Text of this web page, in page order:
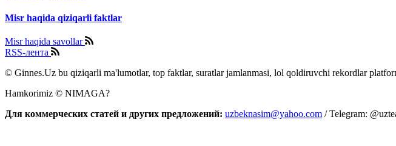
Misr haqida qiziqarli faktlar
Misr haqida savollar
RSS-лента
© Ginnes.Uz bu qiziqarli ma'lumotlar, top faktlar, suratlar jamlanmasi, lol qoldiruvchi rekordlar
Hamkorimiz © NIMAGA?
Для коммерческих статей и других предложений: uzbeknasim@yahoo.com / Telegram: